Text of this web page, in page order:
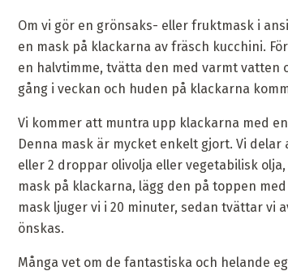
Om vi ​​gör en grönsaks- eller fruktmask i
en mask på klackarna av fräsch kucchini.
en halvtimme, tvätta den med varmt vatten
gång i veckan och huden på klackarna
Vi kommer att muntra upp klackarna med
Denna mask är mycket enkelt gjort. Vi
eller 2 droppar olivolja eller vegetabilisk
mask på klackarna, lägg den på toppen
mask ljuger vi i 20 minuter, sedan tvättar vi
önskas.
Många vet om de fantastiska och helande